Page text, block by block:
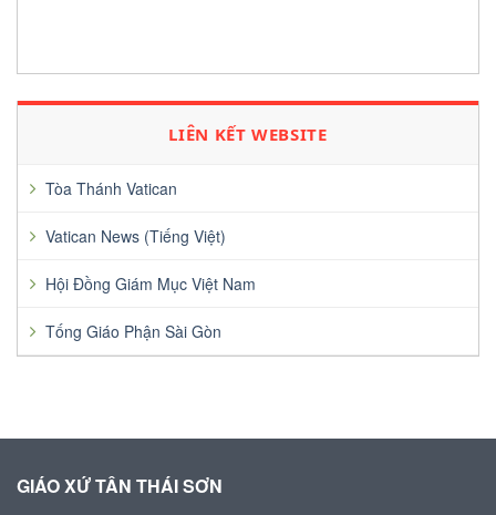
LIÊN KẾT WEBSITE
Tòa Thánh Vatican
Vatican News (Tiếng Việt)
Hội Đồng Giám Mục Việt Nam
Tống Giáo Phận Sài Gòn
GIÁO XỨ TÂN THÁI SƠN